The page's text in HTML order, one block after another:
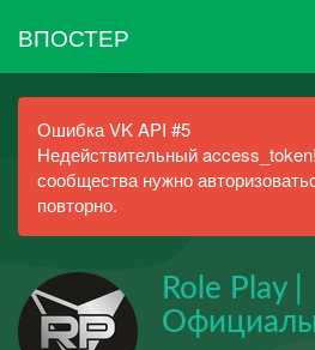
ВПОСТЕР
Ошибка VK API #5
Недействительный
сообщества нужно
повторно.
Role Play |